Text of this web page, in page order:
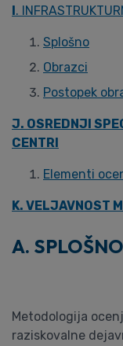
I.
Splošno
Obrazci
Postopek
J. OSREDNJI
CENTRI
Elementi
K. VELJAVNOST
A. SPLOŠNO
Metodologija
raziskovalne